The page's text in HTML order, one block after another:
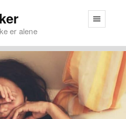
er alene